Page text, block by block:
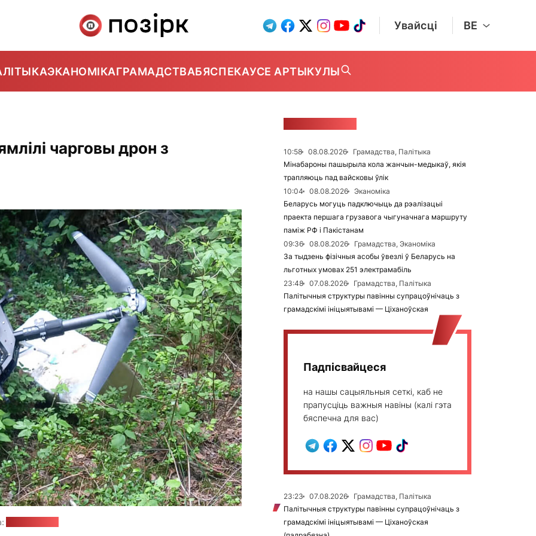
Увайсці BE
ЭКАНОМІКАГРАМАДСТВАБЯСПЕКАУСЕ АРТЫКУЛЫ
чарговы дрон з 10:58 08.08.2026
Грамадства, Палітыка
Мінабароны пашырыла кола жанчын-медыкаў, якія
трапляюць пад вайсковы ўлік
10:04
08.08.2026
Эканоміка
Беларусь могуць падключыць да рэалізацыі
праекта першага грузавога чыгуначнага маршруту
паміж РФ і Пакістанам
09:36
08.08.2026
Грамадства, Эканоміка
За тыдзень фізічныя асобы ўвезлі ў Беларусь на
льготных умовах 251 электрамабіль
23:48
07.08.2026
Грамадства, Палітыка
Палітычныя структуры павінны супрацоўнічаць з
грамадскімі ініцыятывамі — Ціханоўская
Падпісвайцеся
на нашы сацыяльныя сеткі, каб не
прапусціць важныя навіны (калі гэта
бяспечна для вас)
23:23 07.08.2026
Грамадства, Палітыка
Палітычныя структуры павінны супрацоўнічаць з
грамадскімі ініцыятывамі — Ціханоўская